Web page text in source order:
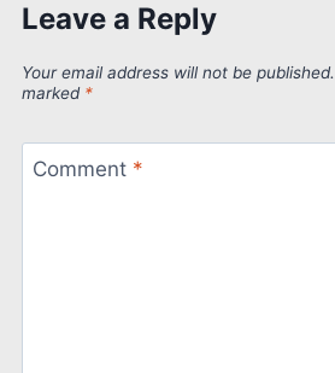
Leave a Reply
Your email address will not be published.
marked *
Comment *